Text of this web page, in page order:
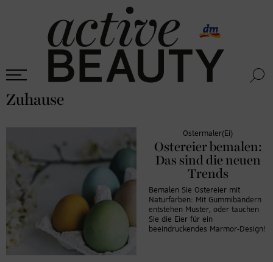
Zuhause
Ostermaler(Ei)
Ostereier bemalen:
Das sind die neuen
Trends
Bemalen Sie Ostereier mit
Naturfarben: Mit Gummibändern
entstehen Muster, oder tauchen
Sie die Eier für ein
beeindruckendes Marmor-Design!